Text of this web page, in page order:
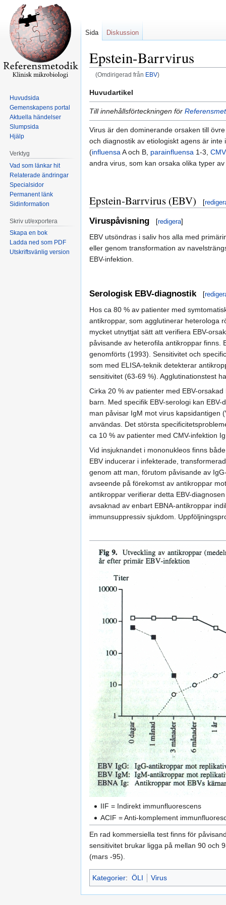
Epstein-Barrvirus
(Omdirigerad från EBV)
Hoppa
till
navigering
Hoppa
till
sök
Huvudartikel
Till innehållsförteckningen för
Virus är den dominerande orsaken till
och diagnostik av etiologiskt agens är
(influensa A och B, parainfluensa 1-3, CMV
andra virus, som kan orsaka olika typer av
Epstein-Barrvirus (EBV) [
Viruspåvisning [redigera]
EBV utsöndras i saliv hos alla med
eller genom transformation av
EBV-infektion.
Serologisk EBV-diagnostik [
Hos ca 80 % av patienter med
antikroppar, som agglutinerar heterologa
mycket utnyttjat sätt att verifiera EBV-
påvisande av heterofila antikroppar finns.
genomförts (1993). Sensitivitet och
som med ELISA-teknik detekterar
sensitivitet (63-69 %). Agglutinationstest
Cirka 20 % av patienter med EBV-
barn. Med specifik EBV-serologi kan
man påvisar IgM mot virus kapsidantigen
användas. Det största
ca 10 % av patienter med CMV-infektion
Vid insjuknandet i mononukleos finns
EBV inducerar i infekterade,
genom att man, förutom påvisande av
avseende på förekomst av antikroppar
antikroppar verifierar detta EBV-
avsaknad av enbart EBNA-antikroppar
immunsuppressiv sjukdom.
IIF = Indirekt immunfluorescens
ACIF = Anti-komplement
En rad kommersiella test finns för
sensitivitet brukar ligga på mellan 90 och
(mars -95).
Kategorier: ÖLI Virus
Sida Diskussion
Huvudsida
Gemenskapens portal
Aktuella händelser
Slumpsida
Hjälp
Verktyg
Vad som länkar hit
Relaterade ändringar
Specialsidor
Permanent länk
Sidinformation
Skriv ut/exportera
Skapa en bok
Ladda ned som PDF
Utskriftsvänlig version